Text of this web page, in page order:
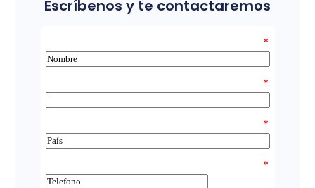
Escríbenos y te contactaremos